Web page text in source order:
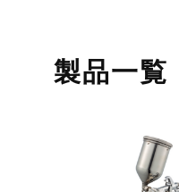
製品一覧